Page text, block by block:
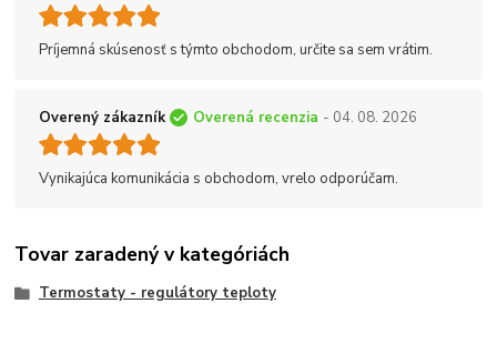
Príjemná skúsenosť s týmto obchodom, určite sa sem vrátim.
Overený zákazník Overená recenzia - 04. 08. 2026
Vynikajúca komunikácia s obchodom, vrelo odporúčam.
Tovar zaradený v kategóriách
Termostaty - regulátory teploty